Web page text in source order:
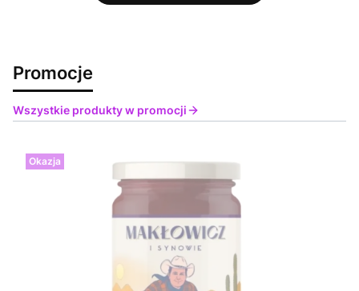
Promocje
Wszystkie produkty w promocji
Okazja